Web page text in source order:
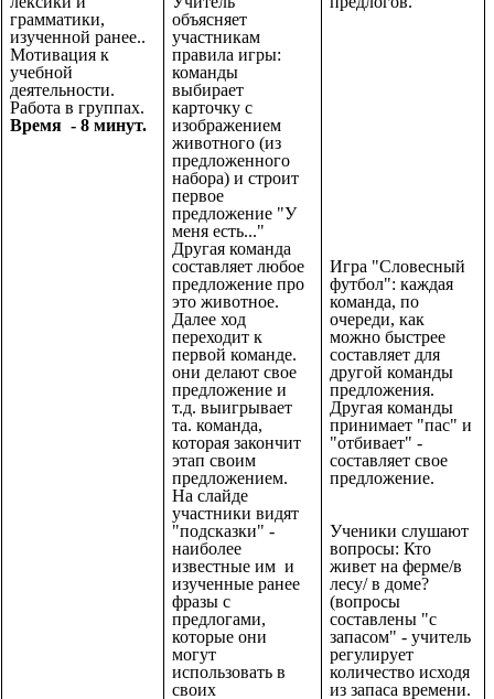
грамматики,
изученной ранее..
Мотивация к
учебной
деятельности.
Работа в группах.
Время - 8 минут.
объясняет
участникам
правила игры:
команды
выбирает
карточку с
изображением
животного (из
предложенного
набора) и строит
первое
предложение "У
меня есть..."
Другая команда
составляет любое
предложение про
это животное.
Далее ход
переходит к
первой команде.
они делают свое
предложение и
т.д. выигрывает
та. команда,
которая закончит
этап своим
предложением.
На слайде
участники видят
"подсказки" -
наиболее
известные им и
изученные ранее
фразы с
предлогами,
которые они
могут
использовать в
своих
Игра "Словесный
футбол": каждая
команда, по
очереди, как
можно быстрее
составляет для
другой команды
предложения.
Другая команды
принимает "пас" и
"отбивает" -
составляет свое
предложение.
Ученики слушают
вопросы: Кто
живет на ферме/в
лесу/ в доме?
(вопросы
составлены "с
запасом" - учитель
регулирует
количество исходя
из запаса времени.